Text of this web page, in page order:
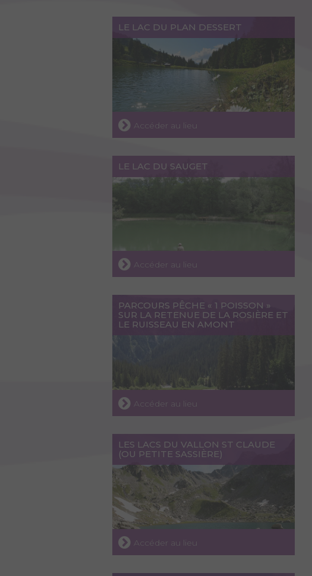
LE LAC DU PLAN DESSERT
Accéder au lieu
LE LAC DU SAUGET
Accéder au lieu
PARCOURS PÊCHE « 1 POISSON »
SUR LA RETENUE DE LA ROSIÈRE ET
LE RUISSEAU EN AMONT
Accéder au lieu
LES LACS DU VALLON ST CLAUDE
(OU PETITE SASSIÈRE)
Accéder au lieu